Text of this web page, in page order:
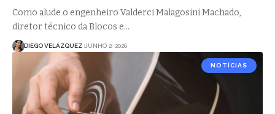
Como alude o engenheiro Valderci Malagosini Machado,
diretor técnico da Blocos e…
DIEGO VELÁZQUEZ JUNHO 2, 2026
NOTÍCIAS